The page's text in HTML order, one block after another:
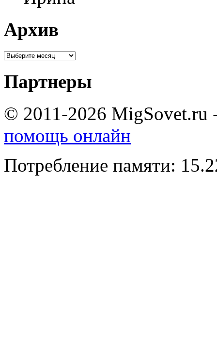
Архив
Партнеры
© 2011-2026 MigSovet.ru
помощь онлайн
Потребление памяти: